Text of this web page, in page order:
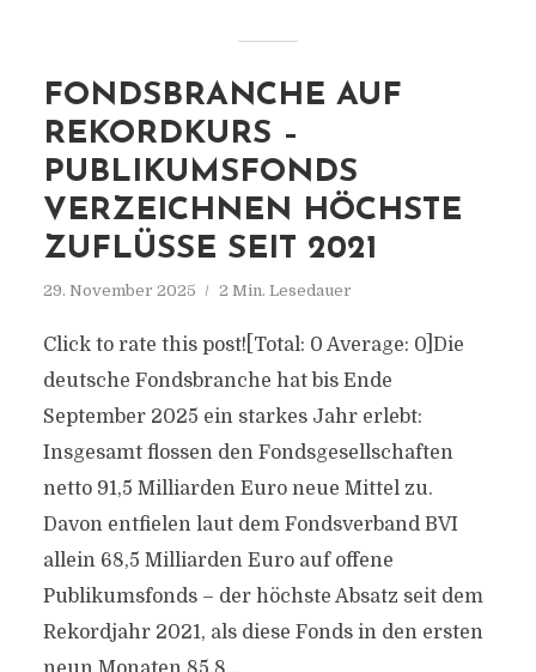
FONDSBRANCHE AUF
REKORDKURS –
PUBLIKUMSFONDS
VERZEICHNEN HÖCHSTE
ZUFLÜSSE SEIT 2021
29. November 2025 2 Min. Lesedauer
Click to rate this post![Total: 0 Average: 0]Die
deutsche Fondsbranche hat bis Ende
September 2025 ein starkes Jahr erlebt:
Insgesamt flossen den Fondsgesellschaften
netto 91,5 Milliarden Euro neue Mittel zu.
Davon entfielen laut dem Fondsverband BVI
allein 68,5 Milliarden Euro auf offene
Publikumsfonds – der höchste Absatz seit dem
Rekordjahr 2021, als diese Fonds in den ersten